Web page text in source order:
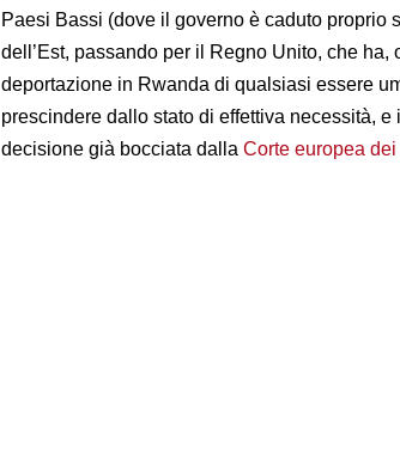
Paesi Bassi (dove il governo è caduto
dell’Est, passando per il Regno Unito, che
deportazione in Rwanda di qualsiasi essere
prescindere dallo stato di effettiva necessità,
decisione già bocciata dalla Corte europea